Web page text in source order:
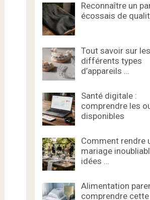
Reconnaître un
écossais de
Tout savoir sur les
différents types
d’appareils …
Santé digitale :
comprendre les
disponibles
Comment rendre
mariage
idées …
Alimentation
comprendre cette